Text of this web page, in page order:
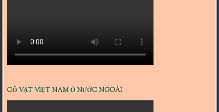
CỔ VẬT VIỆT NAM Ở NƯỚC NGOÀI